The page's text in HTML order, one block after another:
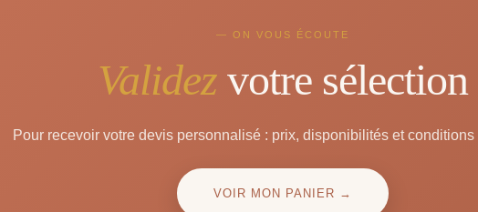
— ON VOUS ÉCOUTE
Validez votre sélection
Pour recevoir votre devis personnalisé : prix, disponibilités et conditions
VOIR MON PANIER →